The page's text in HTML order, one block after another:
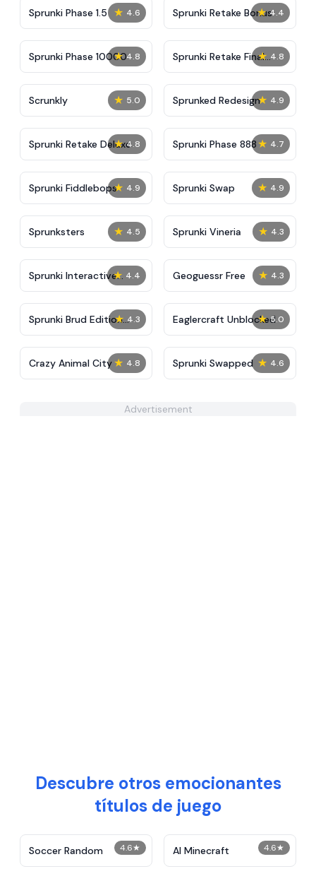
★ 4.6
Sprunki Phase 1.5 ★ 4.4
Sprunki Retake Bonus
★ 4.8
Sprunki Phase 10000 ★ 4.8
Sprunki Retake Final
Update
★ 5.0
Scrunkly ★ 4.9
Sprunked Redesign
★ 4.8
Sprunki Retake Deluxe ★ 4.7
Sprunki Phase 888
★ 4.9
Sprunki Fiddlebops ★ 4.9
Sprunki Swap
★ 4.5
Sprunksters ★ 4.3
Sprunki Vineria
★ 4.4
Sprunki Interactive
Tunner
★ 4.3
Geoguessr Free
★ 4.3
Sprunki Brud Edition
Final
★ 5.0
Eaglercraft Unblocked
★ 4.8
Crazy Animal City ★ 4.6
Sprunki Swapped
Advertisement
Descubre otros emocionantes
títulos de juego
4.6★
Soccer Random 4.6★
AI Minecraft